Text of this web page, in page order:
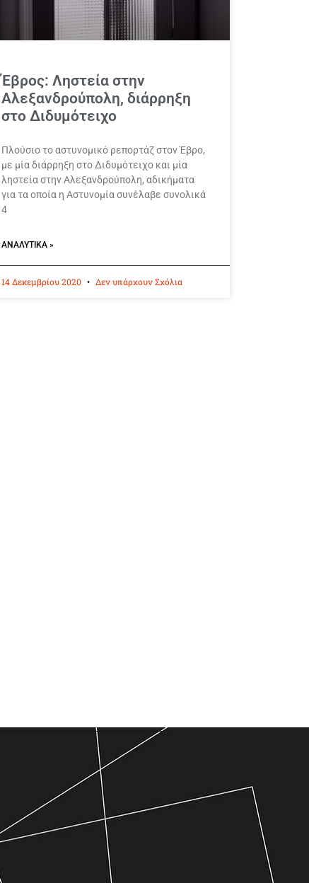
Έβρος: Ληστεία στην
Αλεξανδρούπολη, διάρρηξη
στο Διδυμότειχο
Πλούσιο το αστυνομικό ρεπορτάζ στον Έβρο,
με μία διάρρηξη στο Διδυμότειχο και μία
ληστεία στην Αλεξανδρούπολη, αδικήματα
για τα οποία η Αστυνομία συνέλαβε συνολικά
4
ΑΝΑΛΥΤΙΚΆ »
14 Δεκεμβρίου 2020 Δεν υπάρχουν Σχόλια